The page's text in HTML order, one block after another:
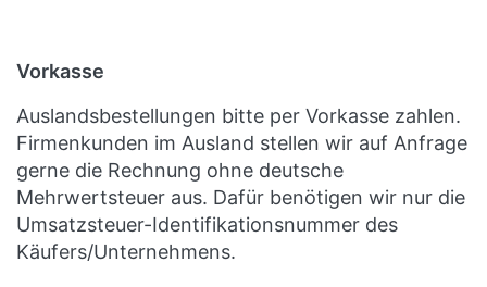
Vorkasse
Auslandsbestellungen bitte per Vorkasse zahlen.
Firmenkunden im Ausland stellen wir auf Anfrage
gerne die Rechnung ohne deutsche
Mehrwertsteuer aus. Dafür benötigen wir nur die
Umsatzsteuer-Identifikationsnummer des
Käufers/Unternehmens.